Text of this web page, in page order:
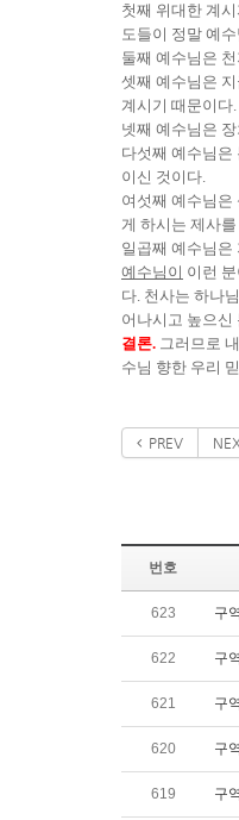
첫째 위대한 계
도들이 정말 예
둘째 예수님은
셋째 예수님은
계시기 때문이다.
넷째 예수님은
다섯째 예수님은
이신 것이다.
여섯째 예수님은
게 하시는 제사
일곱째 예수님은
예수님이 이런
다. 천사는 하나
어나시고 높으신
결론. 그러므로
수님 향한 우리
PREV
번호
623 구
622 구
621 구
620 구
619 구